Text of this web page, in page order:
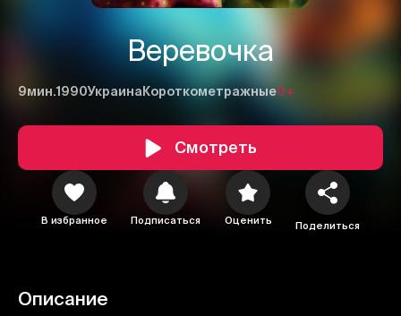
Веревочка
9мин.1990Украина Короткометражные0+
Смотреть
В избранное Подписаться Оценить Поделиться
Описание
1 2 3